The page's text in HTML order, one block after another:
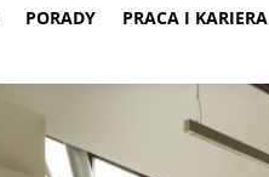
PORADY PRACA I KARIERA